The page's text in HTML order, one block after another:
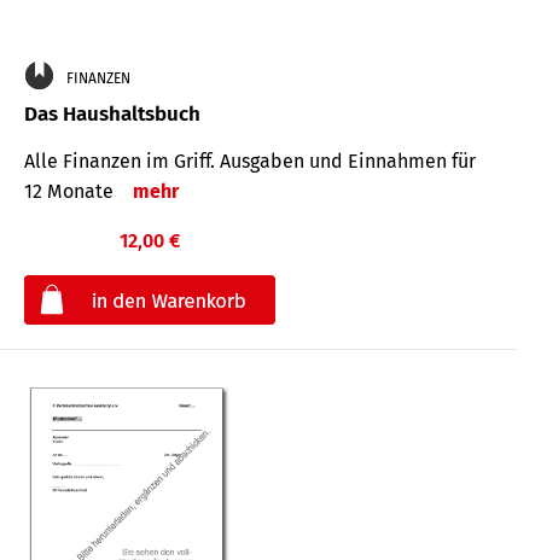
FINANZEN
Das Haushaltsbuch
Alle Finanzen im Griff. Aus­gaben und Ein­nahmen für
12 Monate
mehr
12,00 €